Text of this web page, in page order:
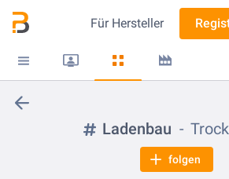
Für Hersteller
Ladenbau
folgen